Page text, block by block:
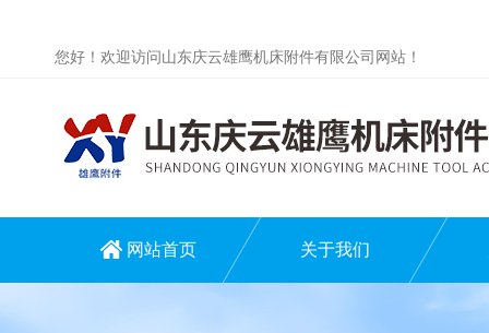
您好！欢迎访问山东庆云雄鹰机床附件有限公司网站！
网站首页 关于我们